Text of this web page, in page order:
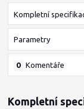
Kompletní
Parametry
Komentáře
0
Kompletní